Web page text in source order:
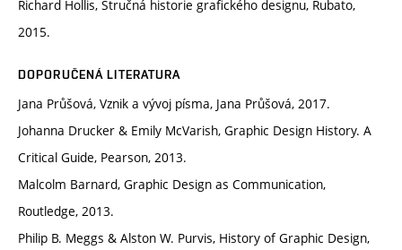
Richard Hollis, Stručná historie grafického designu, Rubato,
2015.
DOPORUČENÁ LITERATURA
Jana Průšová, Vznik a vývoj písma, Jana Průšová, 2017.
Johanna Drucker & Emily McVarish, Graphic Design History. A
Critical Guide, Pearson, 2013.
Malcolm Barnard, Graphic Design as Communication,
Routledge, 2013.
Philip B. Meggs & Alston W. Purvis, History of Graphic Design,